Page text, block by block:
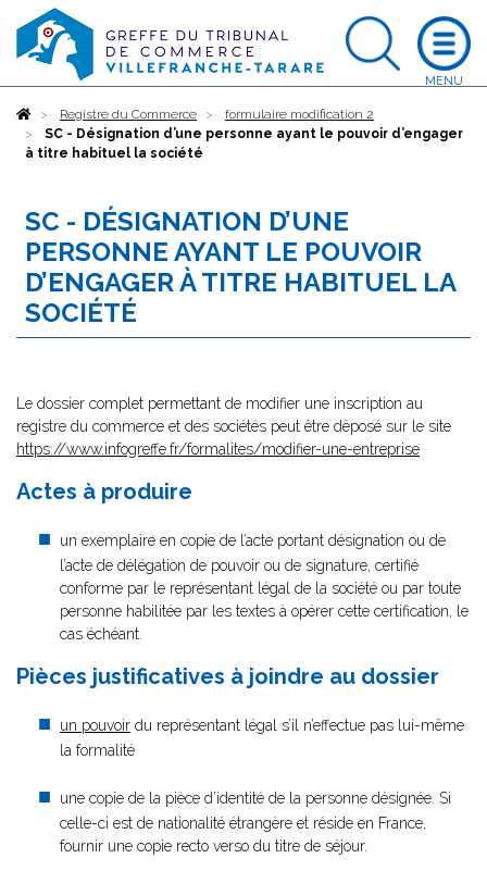
AccueilRegistre du Commerce
formulaire modification 2
SC - Désignation d’une personne ayant le pouvoir d’engager
à titre habituel la société
SC - DÉSIGNATION D’UNE
PERSONNE AYANT LE POUVOIR
D’ENGAGER À TITRE HABITUEL LA
SOCIÉTÉ
Le dossier complet permettant de modifier une inscription au
registre du commerce et des sociétés peut être déposé sur le site
https://www.infogreffe.fr/formalites/modifier-une-entreprise
Actes à produire
un exemplaire en copie de l’acte portant désignation ou de
l’acte de délégation de pouvoir ou de signature, certifié
conforme par le représentant légal de la société ou par toute
personne habilitée par les textes à opérer cette certification, le
cas échéant.
Pièces justificatives à joindre au dossier
un pouvoir du représentant légal s’il n’effectue pas lui-même
la formalité
une copie de la pièce d’identité de la personne désignée. Si
celle-ci est de nationalité étrangère et réside en France,
fournir une copie recto verso du titre de séjour.